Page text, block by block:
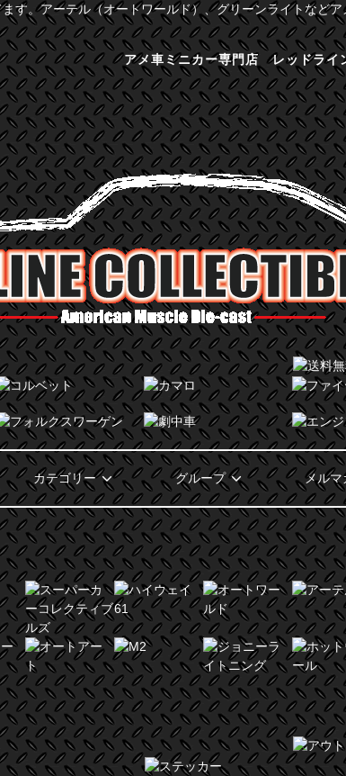
す。アーテル（オートワールド）、グリーンライトなど
アメ車ミニカー専門店 レッドライ
カテゴリー グループ メルマ